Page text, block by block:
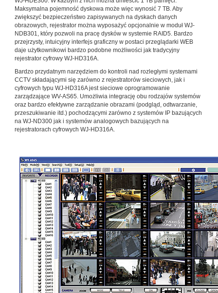
Maksymalna pojemność dyskowa może więc wynosić 7 TB. Aby
zwiększyć bezpieczeństwo zapisywanych na dyskach danych
obrazowych, rejestrator można wyposażyć opcjonalnie w moduł WJ-
NDB301, który pozwoli na pracę dysków w systemie RAID5. Bardzo
przejrzysty, intuicyjny interfejs graficzny w postaci przeglądarki WEB
daje użytkownikowi bardzo podobne możliwości jak tradycyjny
rejestrator cyfrowy WJ-HD316A.
Bardzo przydatnym narzędziem do kontroli nad rozległymi systemami
CCTV składającymi się zarówno z rejestratorów sieciowych, jak i
cyfrowych typu WJ-HD316A jest sieciowe oprogramowanie
zarządzające WV-AS65. Umożliwia integrację obu rodzajów systemów
oraz bardzo efektywne zarządzanie obrazami (podgląd, odtwarzanie,
przeszukiwanie itd.) pochodzącymi zarówno z systemów IP bazujących
na WJ-ND300 jak i systemów analogowych bazujących na
rejestratorach cyfrowych WJ-HD316A.